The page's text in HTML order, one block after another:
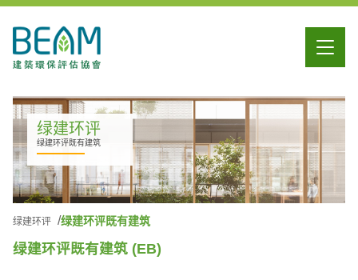
绿建环评
绿建环评既有建筑
绿建环评 绿建环评既有建筑
绿建环评既有建筑 (EB)